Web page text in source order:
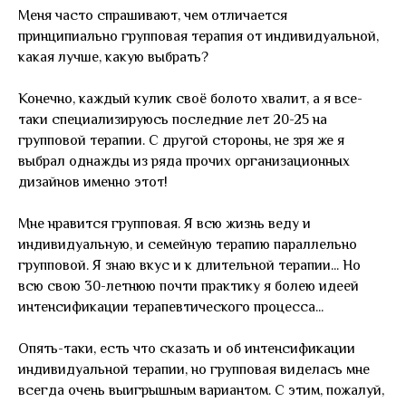
Меня часто спрашивают, чем отличается
принципиально групповая терапия от индивидуальной,
какая лучше, какую выбрать?
Конечно, каждый кулик своё болото хвалит, а я все-
таки специализируюсь последние лет 20-25 на
групповой терапии. С другой стороны, не зря же я
выбрал однажды из ряда прочих организационных
дизайнов именно этот!
Мне нравится групповая. Я всю жизнь веду и
индивидуальную, и семейную терапию параллельно
групповой. Я знаю вкус и к длительной терапии... Но
всю свою 30-летнюю почти практику я болею идеей
интенсификации терапевтического процесса...
Опять-таки, есть что сказать и об интенсификации
индивидуальной терапии, но групповая виделась мне
всегда очень выигрышным вариантом. С этим, пожалуй,